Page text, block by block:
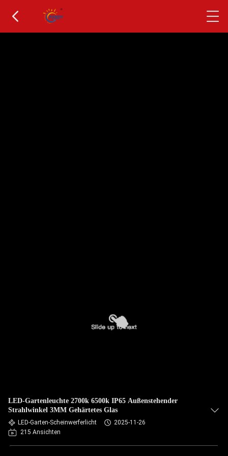
LED-Gartenleuchte 2700k 6500k IP65 Außenstehender
Strahlwinkel 3MM Gehärtetes Glas
LED-Garten-Scheinwerferlicht
2025-11-26
215 Ansichten